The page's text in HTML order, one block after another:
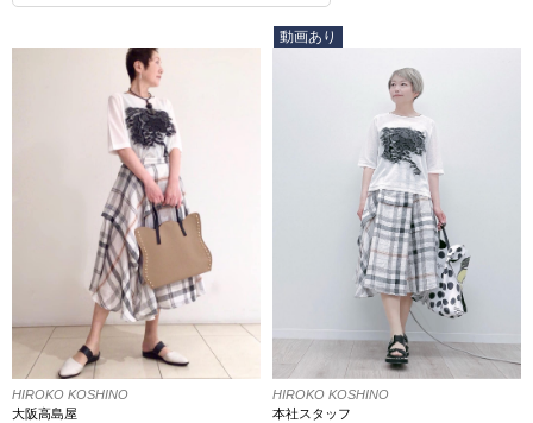
HIROKO KOSHINO
大阪高島屋
動画あり
HIROKO KOSHINO
本社スタッフ